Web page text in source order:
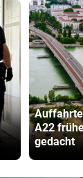
A22
gedacht